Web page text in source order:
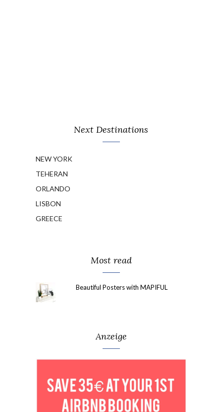
Next Destinations
NEW YORK
TEHERAN
ORLANDO
LISBON
GREECE
Most read
Beautiful Posters with MAPIFUL
Anzeige